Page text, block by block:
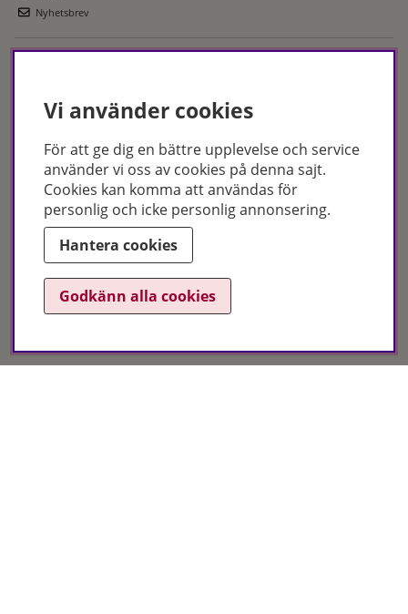
Nyhetsbrev
Certifikat
Vi använder cookies
För att ge dig en bättre upplevelse och service
använder vi oss av cookies på denna sajt.
Cookies kan komma att användas för
personlig och icke personlig annonsering.
Hantera cookies
Godkänn alla cookies